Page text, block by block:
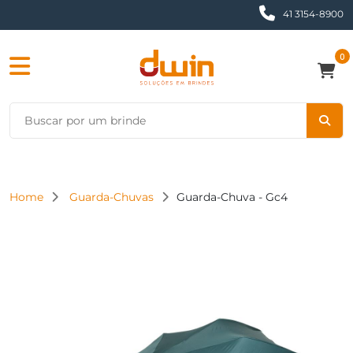
41 3154-8900
0
Home Guarda-Chuvas Guarda-Chuva - Gc4